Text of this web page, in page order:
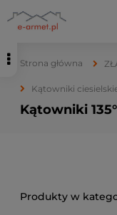
Strona główna
Kątowniki
Kątowniki